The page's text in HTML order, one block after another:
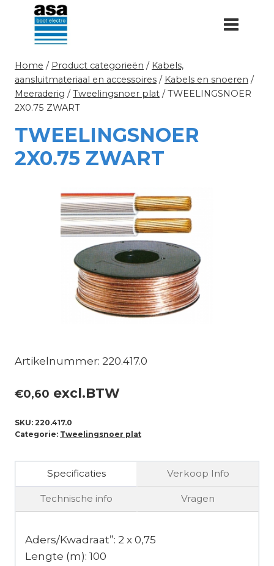
Doorgaan
inhoud
Home / Product categorieën / Kabels,
aansluitmateriaal en accessoires / Kabels en snoeren /
Meeraderig / Tweelingsnoer plat / TWEELINGSNOER
2X0.75 ZWART
TWEELINGSNOER
2X0.75 ZWART
Artikelnummer: 220.417.0
€0,60 excl.BTW
SKU: 220.417.0
Categorie: Tweelingsnoer plat
Specificaties Verkoop Info
Technische info Vragen
Aders/Kwadraat”: 2 x 0,75
Lengte (m): 100